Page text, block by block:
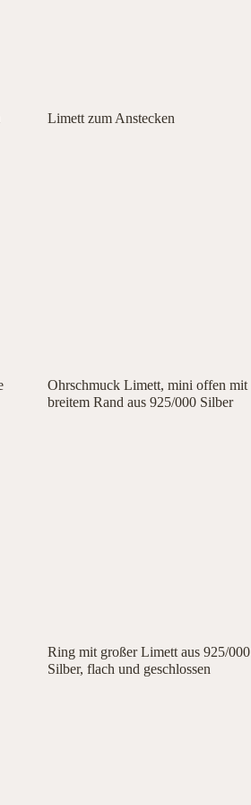
Limett zum Anstecken
Ohrschmuck Limett, mini offen mit
breitem Rand aus 925/000 Silber
Ring mit großer Limett aus 925/000
Silber, flach und geschlossen